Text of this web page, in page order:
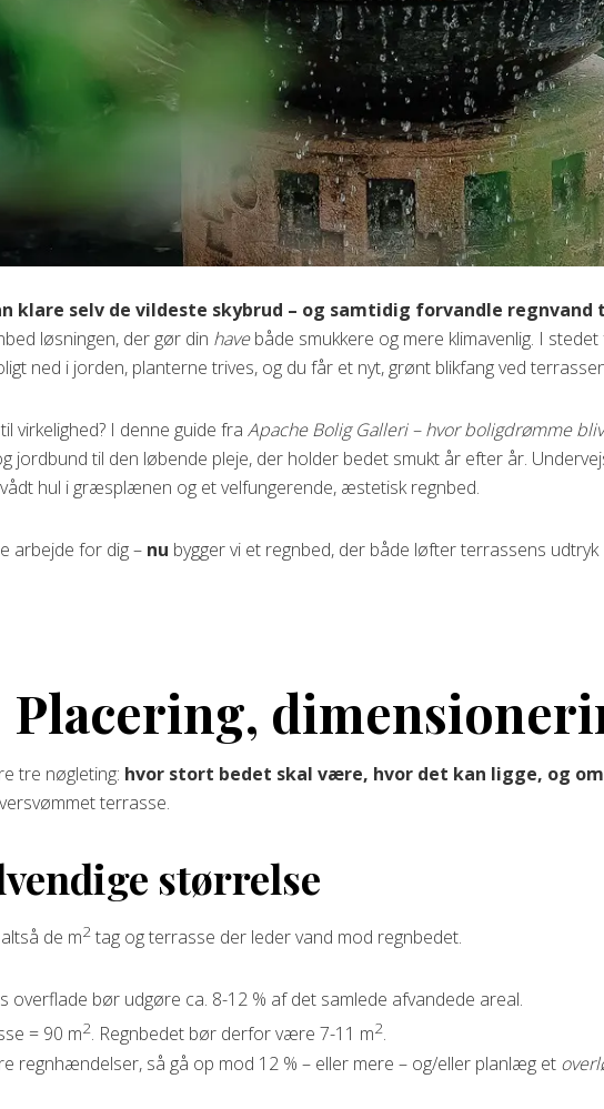
klare selv de vildeste skybrud – og samtidig forvandle
løsningen, der gør din havebåde smukkere og mere klimavenlig. I
ned i jorden, planterne trives, og du får et nyt, grønt blikfang ved
virkelighed? I denne guide fraApache Bolig Galleri – hvor boligdrømme
jordbund til den løbende pleje, der holder bedet smukt år efter år.
hul i græsplænen og et velfungerende, æstetisk regnbed.
arbejde for dig – nu bygger vi et regnbed, der både løfter terrassens
tre nøgleting: hvor stort bedet skal være, hvor det kan ligge, og
terrasse.
størrelse
de m2 tag og terrasse der leder vand mod regnbedet.
overflade bør udgøre ca. 8-12 % af det samlede afvandede areal.
= 90 m2. Regnbedet bør derfor være 7-11 m2.
regnhændelser, så gå op mod 12 % – eller mere – og/eller planlæg et